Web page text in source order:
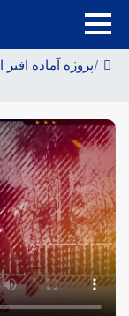
پروژه آماده